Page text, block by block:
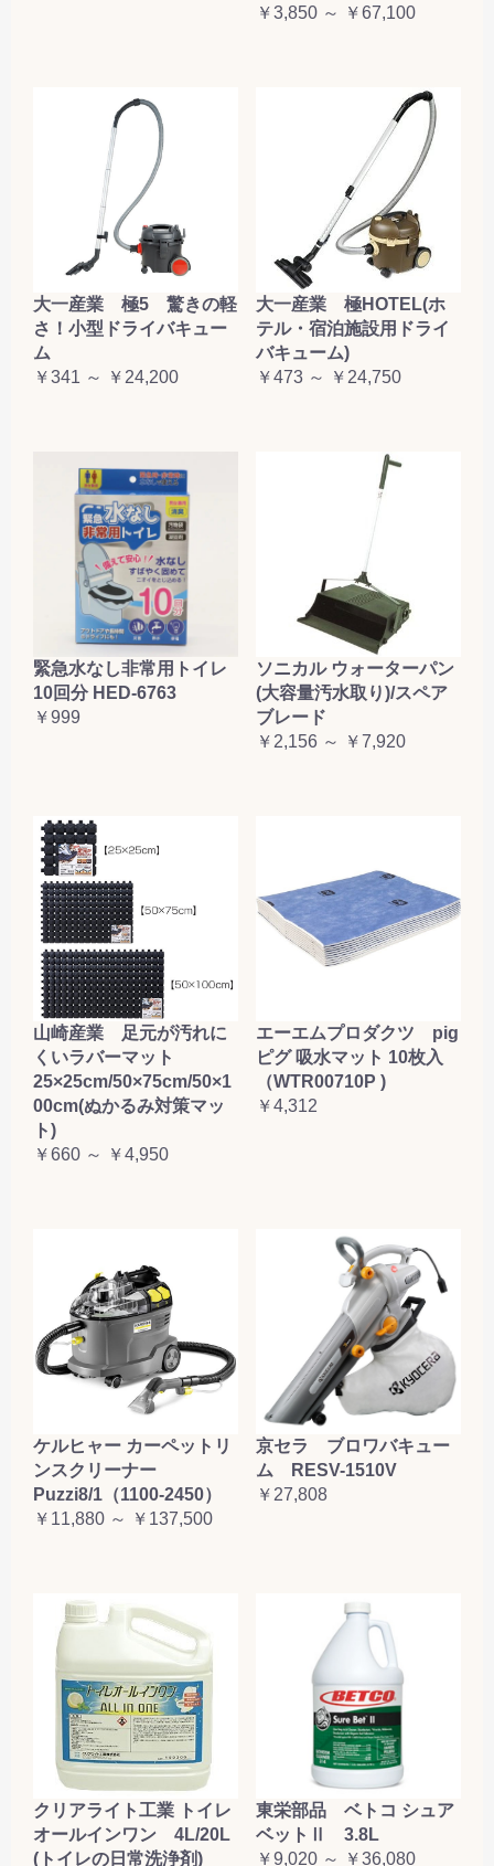
￥3,850 ～ ￥67,100
大一産業 極5 驚きの軽
さ！小型ドライバキュー
ム
￥341 ～ ￥24,200
大一産業 極HOTEL(ホ
テル・宿泊施設用ドライ
バキューム)
￥473 ～ ￥24,750
緊急水なし非常用トイレ
10回分 HED-6763
￥999
ソニカル ウォーターパン
(大容量汚水取り)/スペア
ブレード
￥2,156 ～ ￥7,920
山崎産業 足元が汚れに
くいラバーマット
25×25cm/50×75cm/50×1
00cm(ぬかるみ対策マッ
ト)
￥660 ～ ￥4,950
エーエムプロダクツ pig
ピグ 吸水マット 10枚入
（WTR00710P )
￥4,312
ケルヒャー カーペットリ
ンスクリーナー
Puzzi8/1（1100-2450）
￥11,880 ～ ￥137,500
京セラ ブロワバキュー
ム RESV-1510V
￥27,808
クリアライト工業 トイレ
オールインワン 4L/20L
(トイレの日常洗浄剤)
東栄部品 ベトコ シュア
ベットⅡ 3.8L
￥9,020 ～ ￥36,080